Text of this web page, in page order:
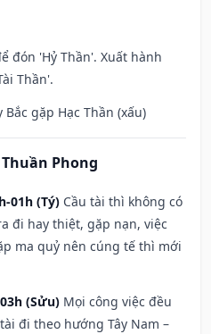
đón 'Hỷ Thần'. Xuất hành
Thần'.
gặp Hạc Thần (xấu)
Phong
01h (Tý) Cầu tài thì không có
đi hay thiệt, gặp nạn, việc
ma quỷ nên cúng tế thì mới
(Sửu) Mọi công việc đều
đi theo hướng Tây Nam –